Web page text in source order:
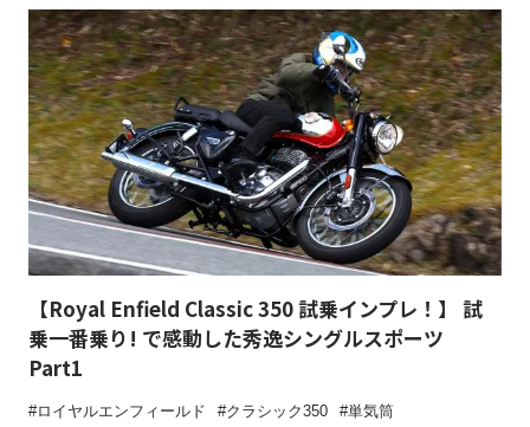
【Royal Enfield Classic 350 試乗インプレ！】 試
乗一番乗り! で感動した秀逸シングルスポーツ
Part1
ロイヤルエンフィールド クラシック350
単気筒